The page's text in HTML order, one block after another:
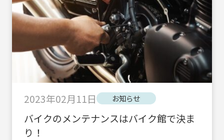
2023年02月11日 お知らせ
バイクのメンテナンスはバイク館で決ま
り！